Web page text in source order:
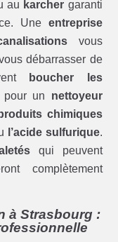
au karcher garanti
Une entreprise
vous
débarrasser de
boucher les
un nettoyeur
chimiques
l’acide sulfurique.
qui peuvent
complètement
à Strasbourg :